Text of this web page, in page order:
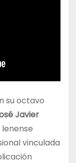
su octavo
Javier
vinculada